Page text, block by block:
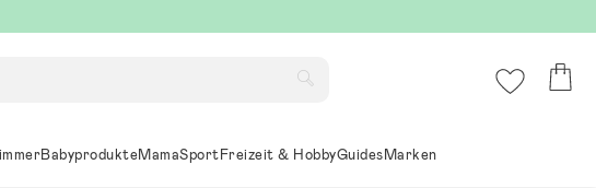
BabyprodukteMamaSportFreizeit & HobbyGuidesMarken